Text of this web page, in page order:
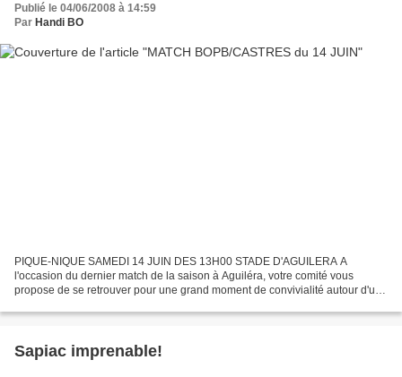
Publié le 04/06/2008 à 14:59
Par Handi BO
PIQUE-NIQUE SAMEDI 14 JUIN DES 13H00 STADE D'AGUILERA A
l'occasion du dernier match de la saison à Aguiléra, votre comité vous
propose de se retrouver pour une grand moment de convivialité autour d'un
Sapiac imprenable!